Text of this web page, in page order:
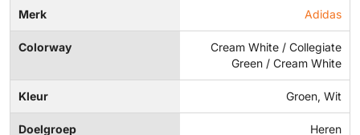
Merk Adidas
Colorway
Cream White / Collegiate
Green / Cream White
Kleur Groen, Wit
Doelgroep Heren